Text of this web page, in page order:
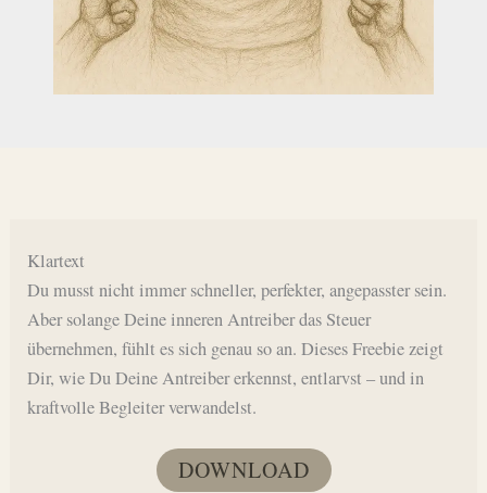
Klartext
Du musst nicht immer schneller, perfekter, angepasster sein.
Aber solange Deine inneren Antreiber das Steuer
übernehmen, fühlt es sich genau so an. Dieses Freebie zeigt
Dir, wie Du Deine Antreiber erkennst, entlarvst – und in
kraftvolle Begleiter verwandelst.
DOWNLOAD